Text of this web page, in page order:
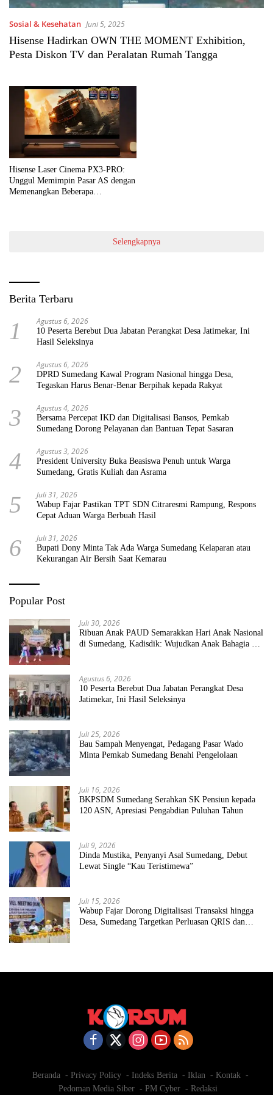
Sosial & Kesehatan Juni 5, 2025
Hisense Hadirkan OWN THE MOMENT Exhibition,
Pesta Diskon TV dan Peralatan Rumah Tangga
Hisense Laser Cinema PX3-PRO:
Unggul Memimpin Pasar AS dengan
Memenangkan Beberapa
Selengkapnya
Berita Terbaru
1 Agustus 6, 2026
10 Peserta Berebut Dua Jabatan Perangkat Desa Jatimekar, Ini
Hasil Seleksinya
2 Agustus 6, 2026
DPRD Sumedang Kawal Program Nasional hingga Desa,
Tegaskan Harus Benar-Benar Berpihak kepada Rakyat
3 Agustus 4, 2026
Bersama Percepat IKD dan Digitalisasi Bansos, Pemkab
Sumedang Dorong Pelayanan dan Bantuan Tepat Sasaran
4 Agustus 3, 2026
President University Buka Beasiswa Penuh untuk Warga
Sumedang, Gratis Kuliah dan Asrama
5 Juli 31, 2026
Wabup Fajar Pastikan TPT SDN Citraresmi Rampung, Respons
Cepat Aduan Warga Berbuah Hasil
6 Juli 31, 2026
Bupati Dony Minta Tak Ada Warga Sumedang Kelaparan atau
Kekurangan Air Bersih Saat Kemarau
Popular Post
Juli 30, 2026
Ribuan Anak PAUD Semarakkan Hari Anak Nasional
di Sumedang, Kadisdik: Wujudkan Anak Bahagia dan
Agustus 6, 2026
10 Peserta Berebut Dua Jabatan Perangkat Desa
Jatimekar, Ini Hasil Seleksinya
Juli 25, 2026
Bau Sampah Menyengat, Pedagang Pasar Wado
Minta Pemkab Sumedang Benahi Pengelolaan
Juli 16, 2026
BKPSDM Sumedang Serahkan SK Pensiun kepada
120 ASN, Apresiasi Pengabdian Puluhan Tahun
Juli 9, 2026
Dinda Mustika, Penyanyi Asal Sumedang, Debut
Lewat Single “Kau Teristimewa”
Juli 15, 2026
Wabup Fajar Dorong Digitalisasi Transaksi hingga
Desa, Sumedang Targetkan Perluasan QRIS dan
Beranda Privacy Policy Indeks Berita Iklan
Kontak
Pedoman Media Siber
PM Cyber Redaksi